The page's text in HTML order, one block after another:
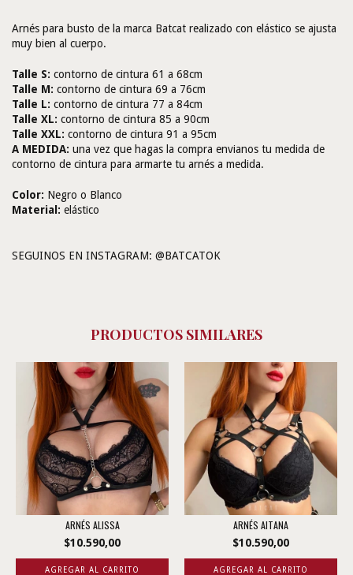
Arnés para busto de la marca Batcat realizado con elástico se ajusta
muy bien al cuerpo.
Talle S: contorno de cintura 61 a 68cm
Talle M: contorno de cintura 69 a 76cm
Talle L: contorno de cintura 77 a 84cm
Talle XL: contorno de cintura 85 a 90cm
Talle XXL: contorno de cintura 91 a 95cm
A MEDIDA: una vez que hagas la compra envianos tu medida de
contorno de cintura para armarte tu arnés a medida.
Color: Negro o Blanco
Material: elástico
SEGUINOS EN INSTAGRAM: @BATCATOK
PRODUCTOS SIMILARES
ARNÉS ALISSA
$10.590,00
AGREGAR AL CARRITO
ARNÉS AITANA
$10.590,00
AGREGAR AL CARRITO